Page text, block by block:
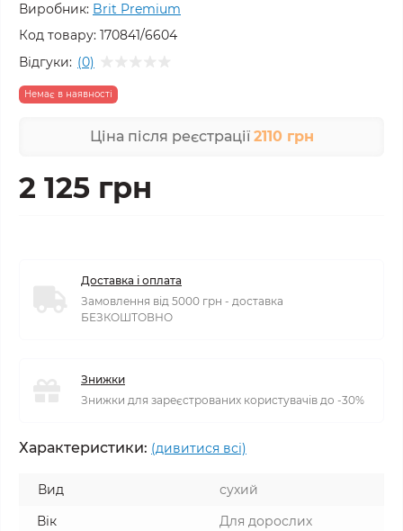
Виробник: Brit Premium
Код товару: 170841/6604
Відгуки: (0)
Немає в наявності
Ціна після реєстрації 2110 грн
2 125 грн
Доставка і оплата
Замовлення від 5000 грн - доставка
БЕЗКОШТОВНО
Знижки
Знижки для зареєстрованих користувачів до -30%
Характеристики: (дивитися всі)
Вид
сухий
Вік
Для дорослих